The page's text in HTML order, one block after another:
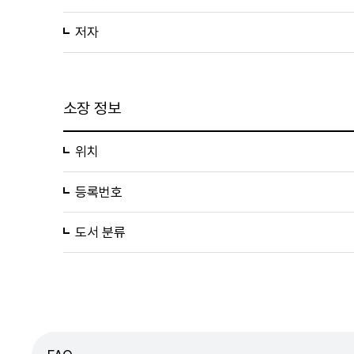
저자
소장 정보
위치
등록번호
도서 분류